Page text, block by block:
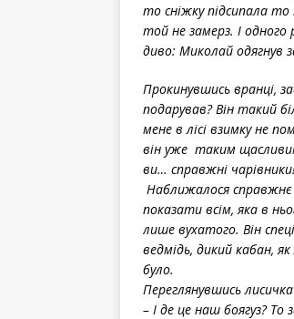
то сніжку підсипала
той не замерз. І одного
диво: Миколай одягнув
Прокинувшись вранці,
подарував? Він такий
мене в лісі взимку не
він уже таким
ви… справжні
Наближалося справжнє
показати всім, яка в
лише вухатого. Він
ведмідь, дикий кабан,
було.
Переглянувшись
– І де це наш боягуз?